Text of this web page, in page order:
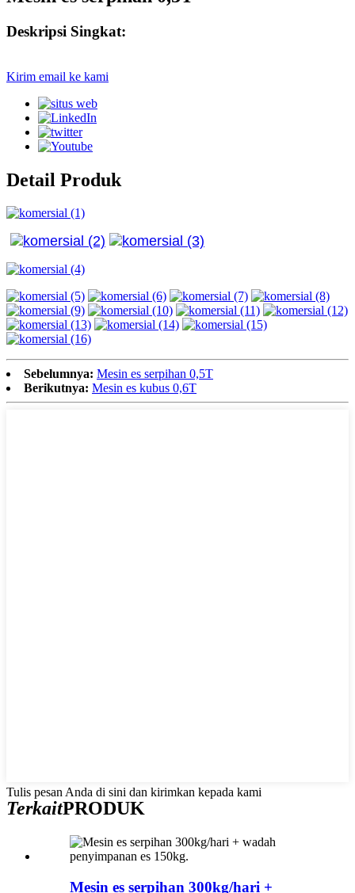
Deskripsi Singkat:
Kirim email ke kami
Detail Produk
Sebelumnya: Mesin es serpihan 0,5T
Berikutnya: Mesin es kubus 0,6T
Tulis pesan Anda di sini dan kirimkan kepada kami
TerkaitPRODUK
Mesin es serpihan 300kg/hari +